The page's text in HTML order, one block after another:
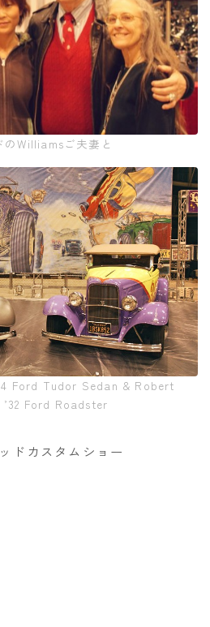
のWilliamsご夫妻と
Ford Tudor Sedan & Robert
’32 Ford Roadster
ドカスタムショー